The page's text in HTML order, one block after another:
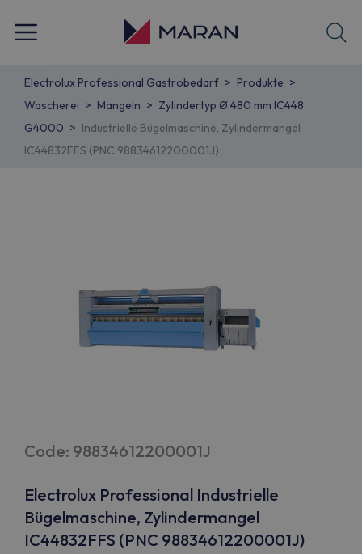
Electrolux Professional Gastrobedarf
Produkte
Wascherei
Mangeln
Zylindertyp Ø 480 mm IC448
G4000
Industrielle Bügelmaschine, Zylindermangel
IC44832FFS (PNC 98834612200001J)
Code: 98834612200001J
Electrolux Professional Industrielle
Bügelmaschine, Zylindermangel
IC44832FFS (PNC 98834612200001J)